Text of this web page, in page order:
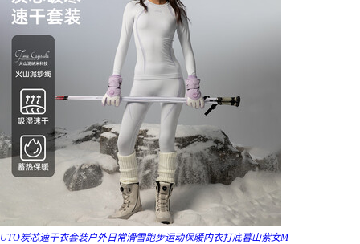
UTO炭芯速干衣套装户外日常滑雪跑步运动保暖内衣打底暮山紫女M